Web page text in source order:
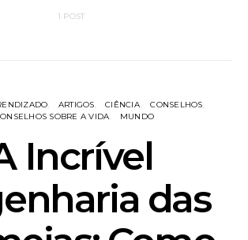
1 POST
ARTIGOS CIÊNCIA
CONSELHOS
SOBRE A VIDA
MUNDO
Incrível
das